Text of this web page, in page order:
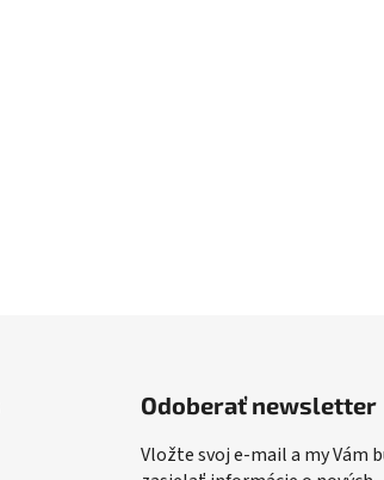
Odoberať newsletter
Vložte svoj e-mail a my Vám